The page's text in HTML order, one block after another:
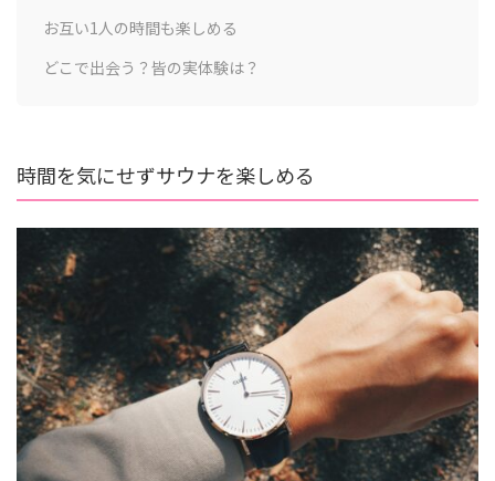
お互い1人の時間も楽しめる
どこで出会う？皆の実体験は？
時間を気にせずサウナを楽しめる